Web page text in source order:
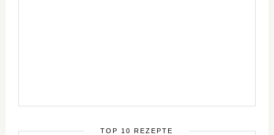
TOP 10 REZEPTE